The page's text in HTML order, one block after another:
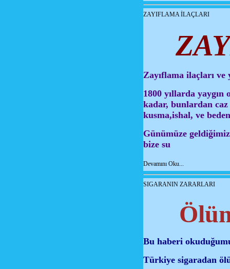
ZAYIFLAMA İLAÇLARI
Zayıflama ilaçları
1800 yıllarda yaygın
kadar, bunlardan
kusma,ishal, ve
Günümüze
bize su
Devamını Oku...
SIGARANIN ZARARLARI
Bu haberi
Türkiye sigaradan